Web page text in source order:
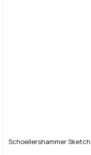
Schoellershammer Sketch